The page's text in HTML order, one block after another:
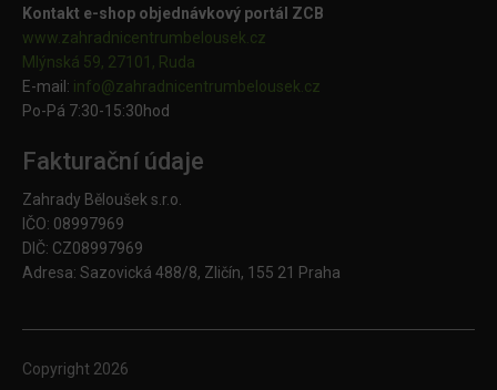
Kontakt e-shop objednávkový portál ZCB
www.zahradnicentrumbelousek.cz
Mlýnská 59, 27101, Ruda
E-mail: info@zahradnicentrumbelousek. cz
Po-Pá 7:30-15:30hod
Fakturační údaje
Zahrady Běloušek s.r.o.
IČO: 08997969
DIČ: CZ08997969
Adresa: Sazovická 488/8, Zličín, 155 21 Praha
Copyright 2026